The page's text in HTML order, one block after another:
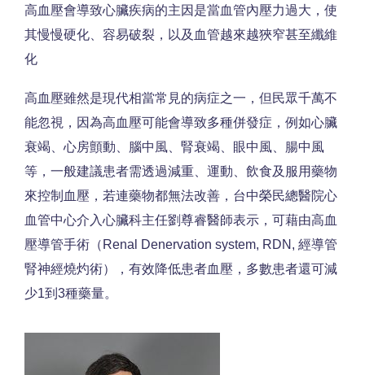
高血壓會導致心臟疾病的主因是當血管內壓力過大，使
其慢慢硬化、容易破裂，以及血管越來越狹窄甚至纖維
化
高血壓雖然是現代相當常見的病症之一，但民眾千萬不
能忽視，因為高血壓可能會導致多種併發症，例如心臟
衰竭、心房顫動、腦中風、腎衰竭、眼中風、腸中風
等，一般建議患者需透過減重、運動、飲食及服用藥物
來控制血壓，若連藥物都無法改善，台中榮民總醫院心
血管中心介入心臟科主任劉尊睿醫師表示，可藉由高血
壓導管手術（Renal Denervation system, RDN, 經導管
腎神經燒灼術），有效降低患者血壓，多數患者還可減
少1到3種藥量。